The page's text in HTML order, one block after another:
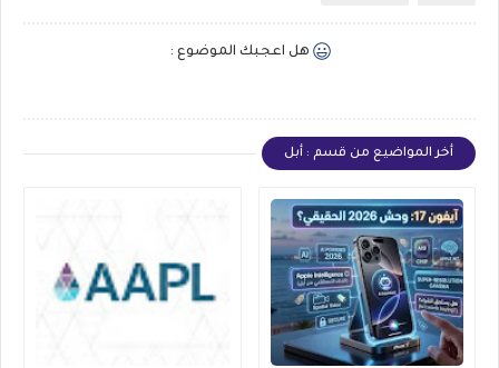
هل اعجبك الموضوع :
أخر المواضيع من قسم : أبل